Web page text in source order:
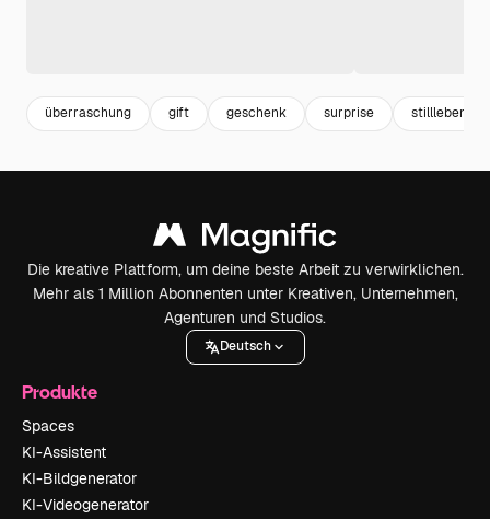
überraschung gift geschenk surprise stillleben
Die kreative Plattform, um deine beste Arbeit zu verwirklichen.
Mehr als 1 Million Abonnenten unter Kreativen, Unternehmen,
Agenturen und Studios.
Deutsch
Produkte
Spaces
KI-Assistent
KI-Bildgenerator
KI-Videogenerator